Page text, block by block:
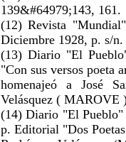
139&#64979;143, 161.
(12) Revista
Diciembre 1928, p. s/n.
(13) Diario "El
"Con sus versos poeta
homenajeó a José
Velásquez ( MAROVE
(14) Diario "El Pueblo"
p. Editorial "Dos